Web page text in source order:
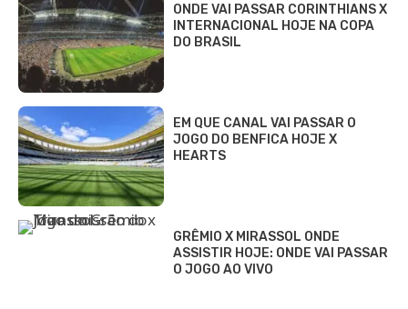
ONDE VAI PASSAR CORINTHIANS X
INTERNACIONAL HOJE NA COPA
DO BRASIL
EM QUE CANAL VAI PASSAR O
JOGO DO BENFICA HOJE X
HEARTS
GRÊMIO X MIRASSOL ONDE
ASSISTIR HOJE: ONDE VAI PASSAR
O JOGO AO VIVO